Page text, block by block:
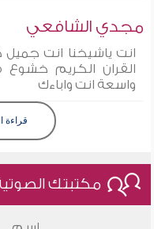
مجدي الشافعي
انت ياشيخنا انت
القران الكريم خشوع
واسعة انت واباءك
قراءة
مكتبتك